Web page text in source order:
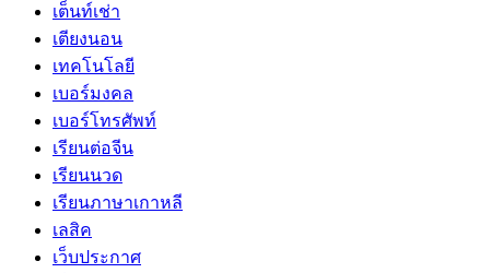
เต็นท์เช่า
เตียงนอน
เทคโนโลยี
เบอร์มงคล
เบอร์โทรศัพท์
เรียนต่อจีน
เรียนนวด
เรียนภาษาเกาหลี
เลสิค
เว็บประกาศ